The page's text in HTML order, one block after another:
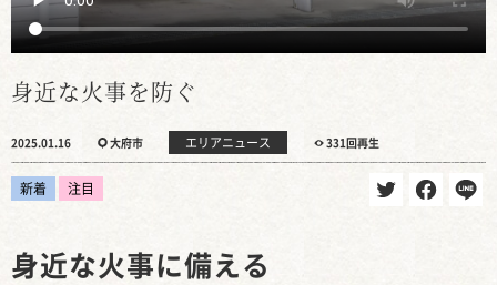
身近な火事を防ぐ
2025.01.16 大府市 エリアニュース 331回再生
新着 注目
身近な火事に備える